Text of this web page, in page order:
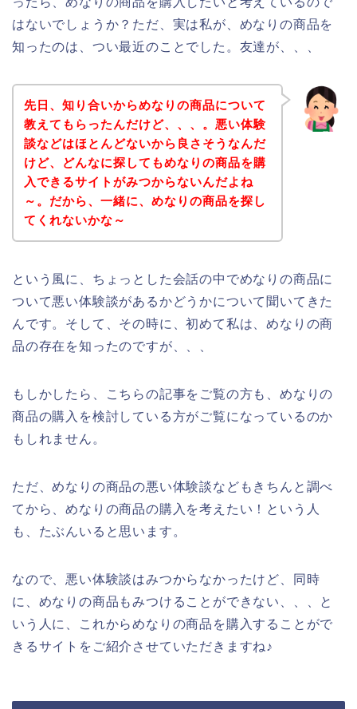
はないでしょうか？ただ、実は私が、めなりの商品を
知ったのは、つい最近のことでした。友達が、、、
先日、知り合いからめなりの商品について
教えてもらったんだけど、、、。悪い体験
談などはほとんどないから良さそうなんだ
けど、どんなに探してもめなりの商品を購
入できるサイトがみつからないんだよね
～。だから、一緒に、めなりの商品を探し
てくれないかな～
という風に、ちょっとした会話の中でめなりの商品に
ついて悪い体験談があるかどうかについて聞いてきた
んです。そして、その時に、初めて私は、めなりの商
品の存在を知ったのですが、、、
もしかしたら、こちらの記事をご覧の方も、めなりの
商品の購入を検討している方がご覧になっているのか
もしれません。
ただ、めなりの商品の悪い体験談などもきちんと調べ
てから、めなりの商品の購入を考えたい！という人
も、たぶんいると思います。
なので、悪い体験談はみつからなかったけど、同時
に、めなりの商品もみつけることができない、、、と
いう人に、これからめなりの商品を購入することがで
きるサイトをご紹介させていただきますね♪